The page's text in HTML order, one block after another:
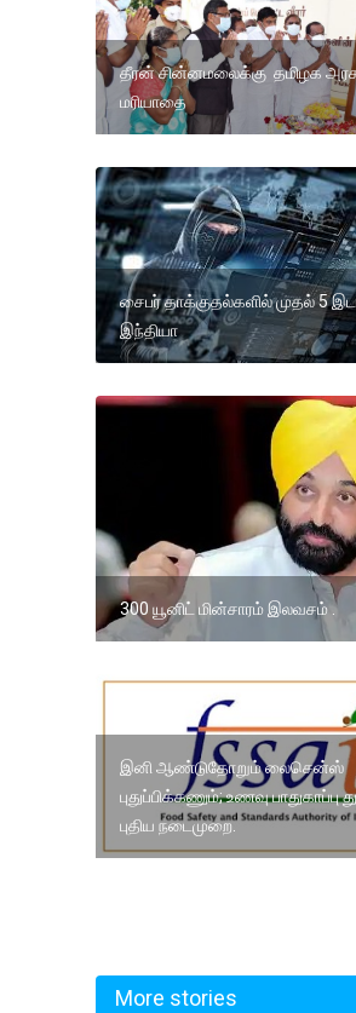
தீரன் சின்னமலைக்கு தமிழக
மரியாதை
சைபர் தாக்குதல்களில் முதல் 5
இந்தியா
300 யூனிட் மின்சாரம் இலவசம் .
இனி ஆண்டுதோறும் லைசென்ஸ்
புதுப்பிக்கணும்; உணவு பாதுகாப்பு
புதிய நடைமுறை.
More stories